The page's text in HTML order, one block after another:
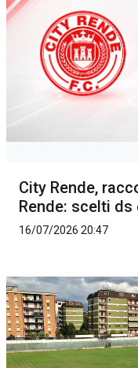
City Rende,
Rende: scelti ds
16/07/2026 20:47